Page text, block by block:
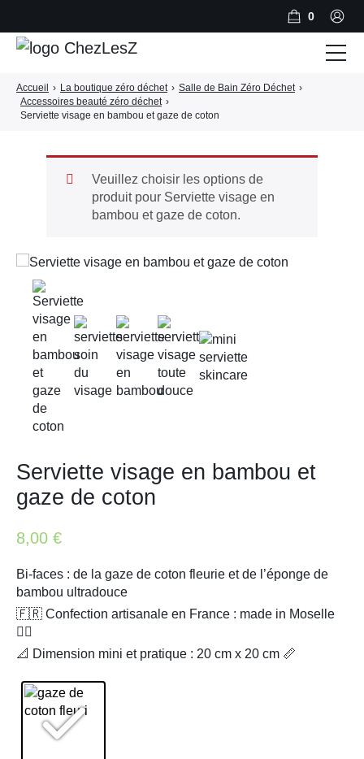
Veuillez choisir les options de
produit pour Serviette visage en
bambou et gaze de coton.
Serviette visage en bambou et
gaze de coton
8,00 €
Bi-faces : de la gaze de coton fleurie et de l’éponge de
bambou ultradouce
🇫🇷 Confection artisanale en France : made in Moselle
✋🏻
📐 Dimension mini et pratique : 20 cm x 20 cm 📏
Accueil › La boutique zéro déchet › Salle de Bain Zéro Déchet ›
Accessoires beauté zéro déchet ›
Serviette visage en bambou et gaze de coton
0
Salle de Bain Zéro Déchet
BLOG
PANIER